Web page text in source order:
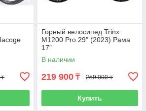
₸
Горный велосипед Trinx
M1200 Pro 29" (2023) Рама
17"
В наличии
219 900 ₸ 259 000 ₸
Купить